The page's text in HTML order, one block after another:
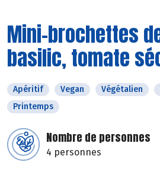
Mini-brochettes
basilic, tomate
Apéritif Vegan Végétalien
Printemps
Nombre de personnes
4 personnes